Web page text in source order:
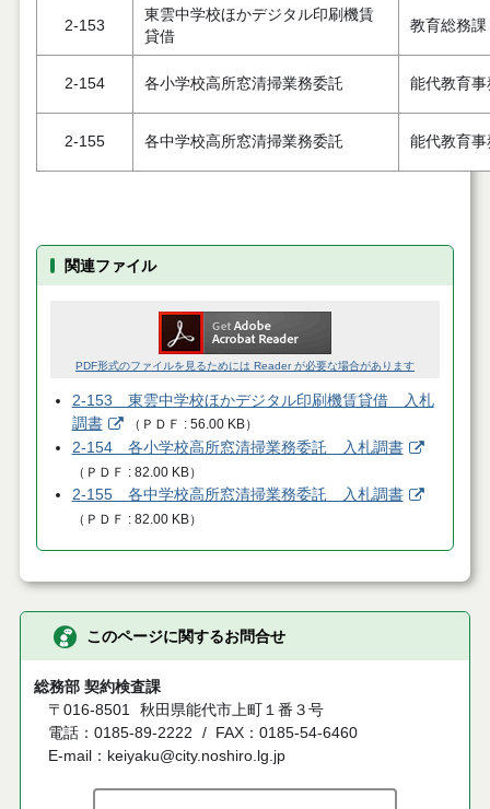
2-153
東雲中学校ほかデジタル印刷機賃
貸借
教育総務課
2-154 各小学校高所窓清掃業務委託 能代教育事
2-155 各中学校高所窓清掃業務委託 能代教育事
関連ファイル
PDF形式のファイルを見るためには Reader が必要な場合があります
2-153 東雲中学校ほかデジタル印刷機賃貸借 入札
調書
（ ＰＤＦ 56.00 KB）
2-154 各小学校高所窓清掃業務委託 入札調書
（ ＰＤＦ 82.00 KB）
2-155 各中学校高所窓清掃業務委託 入札調書
（ ＰＤＦ 82.00 KB）
このページに関するお問合せ
総務部 契約検査課
〒016-8501 秋田県能代市上町１番３号
電話：0185-89-2222
FAX：0185-54-6460
E-mail：keiyaku@city.noshiro.lg.jp